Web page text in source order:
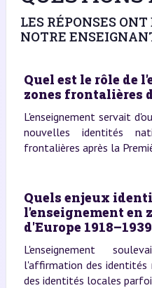
LES RÉPONSES
NOTRE
Quel est le rôle de
zones frontalières
L'enseignement servait
nouvelles identités
frontalières après la
Quels enjeux
l'enseignement en
d'Europe
L'enseignement
l'affirmation des
des identités locales